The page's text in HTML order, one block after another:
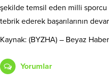
şekilde temsil eden milli sporcu
tebrik ederek başarılarının
Kaynak: (BYZHA) – Beyaz
Yorumlar